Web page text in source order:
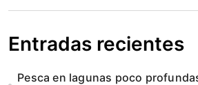
Entradas recientes
Pesca en lagunas poco